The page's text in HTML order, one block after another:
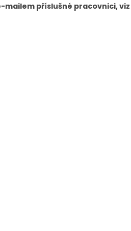
příslušné pracovnici,